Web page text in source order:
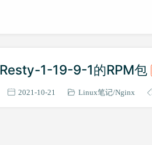
1-19-9-1的RPM包
2021-10-21 Linux笔记 Nginx